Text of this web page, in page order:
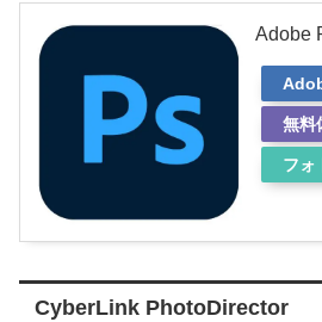
Adobe
無料
フォ
CyberLink PhotoDirector